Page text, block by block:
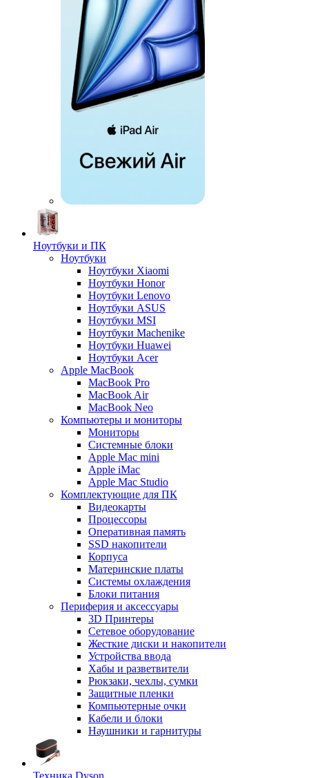
Ноутбуки и ПК
Ноутбуки
Ноутбуки Xiaomi
Ноутбуки Honor
Ноутбуки Lenovo
Ноутбуки ASUS
Ноутбуки MSI
Ноутбуки Machenike
Ноутбуки Huawei
Ноутбуки Acer
Apple MacBook
MacBook Pro
MacBook Air
MacBook Neo
Компьютеры и мониторы
Мониторы
Системные блоки
Apple Mac mini
Apple iMac
Apple Mac Studio
Комплектующие для ПК
Видеокарты
Процессоры
Оперативная память
SSD накопители
Корпуса
Материнские платы
Системы охлаждения
Блоки питания
Периферия и аксессуары
3D Принтеры
Сетевое оборудование
Жесткие диски и накопители
Устройства ввода
Хабы и разветвители
Рюкзаки, чехлы, сумки
Защитные пленки
Компьютерные очки
Кабели и блоки
Наушники и гарнитуры
Техника Dyson